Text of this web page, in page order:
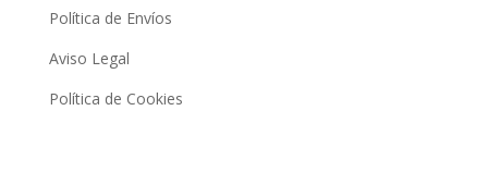
Política de Envíos
Aviso Legal
Política de Cookies